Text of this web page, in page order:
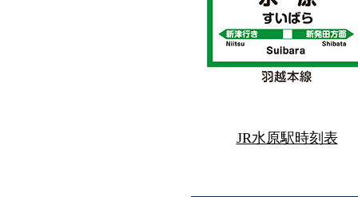
JR水原駅時刻表